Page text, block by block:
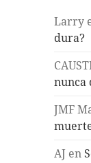
Larry
dura?
nunca
JMF
AJ en